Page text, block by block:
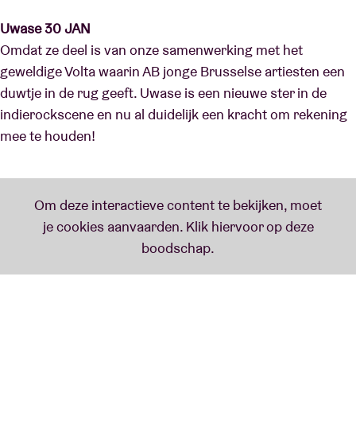
Uwase 30 JAN
Omdat ze deel is van onze samenwerking met het
geweldige Volta waarin AB jonge Brusselse artiesten een
duwtje in de rug geeft. Uwase is een nieuwe ster in de
indierockscene en nu al duidelijk een kracht om rekening
mee te houden!